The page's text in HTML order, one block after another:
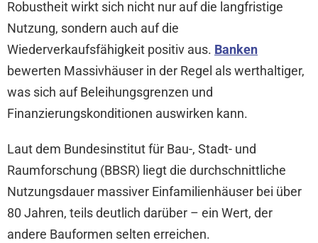
Robustheit wirkt sich nicht nur auf die langfristige
Nutzung, sondern auch auf die
Wiederverkaufsfähigkeit positiv aus. Banken
bewerten Massivhäuser in der Regel als werthaltiger,
was sich auf Beleihungsgrenzen und
Finanzierungskonditionen auswirken kann.
Laut dem Bundesinstitut für Bau-, Stadt- und
Raumforschung (BBSR) liegt die durchschnittliche
Nutzungsdauer massiver Einfamilienhäuser bei über
80 Jahren, teils deutlich darüber – ein Wert, der
andere Bauformen selten erreichen.